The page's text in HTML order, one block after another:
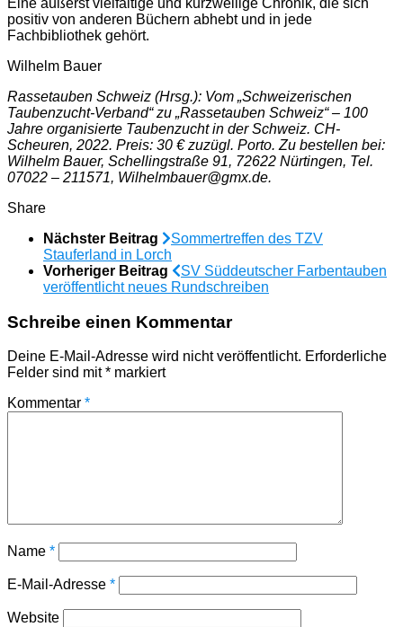
positiv von anderen Büchern abhebt und in jede
Fachbibliothek gehört.
Wilhelm Bauer
Rassetauben Schweiz (Hrsg.): Vom „Schweizerischen
Taubenzucht-Verband“ zu „Rassetauben Schweiz“ – 100
Jahre organisierte Taubenzucht in der Schweiz. CH-
Scheuren, 2022. Preis: 30 € zuzügl. Porto. Zu bestellen bei:
Wilhelm Bauer, Schellingstraße 91, 72622 Nürtingen, Tel.
07022 – 211571, Wilhelmbauer@gmx.de.
Share
Nächster Beitrag
Sommertreffen des TZV
Stauferland in Lorch
Vorheriger Beitrag
SV Süddeutscher Farbentauben
veröffentlicht neues Rundschreiben
Schreibe einen Kommentar
Deine E-Mail-Adresse wird nicht veröffentlicht. Erforderliche
Felder sind mit* markiert
Kommentar *
Name *
E-Mail-Adresse *
Website